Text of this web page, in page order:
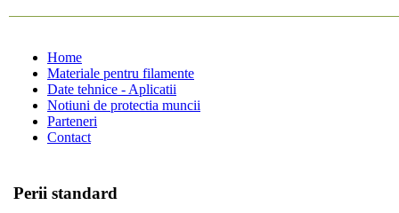
Home
Materiale pentru filamente
Date tehnice - Aplicatii
Notiuni de protectia muncii
Parteneri
Contact
Perii standard